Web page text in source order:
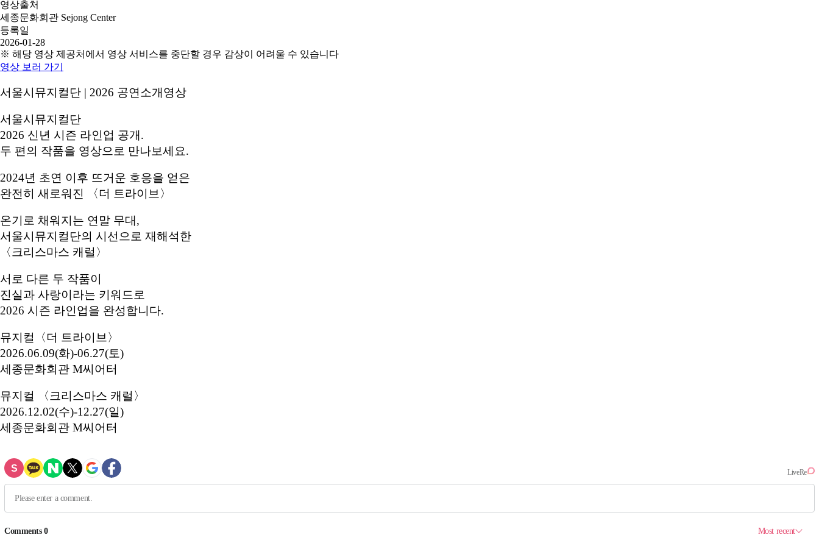
영상출처
세종문화회관 Sejong Center
등록일
2026-01-28
※ 해당 영상 제공처에서 영상 서비스를 중단할 경우 감상이 어려울 수 있습니다
영상 보러 가기
서울시뮤지컬단 | 2026 공연소개영상
서울시뮤지컬단
2026 신년 시즌 라인업 공개.
두 편의 작품을 영상으로 만나보세요.
2024년 초연 이후 뜨거운 호응을 얻은
완전히 새로워진 〈더 트라이브〉
온기로 채워지는 연말 무대,
서울시뮤지컬단의 시선으로 재해석한
〈크리스마스 캐럴〉
서로 다른 두 작품이
진실과 사랑이라는 키워드로
2026 시즌 라인업을 완성합니다.
뮤지컬〈더 트라이브〉
2026.06.09(화)-06.27(토)
세종문화회관 M씨어터
뮤지컬 〈크리스마스 캐럴〉
2026.12.02(수)-12.27(일)
세종문화회관 M씨어터